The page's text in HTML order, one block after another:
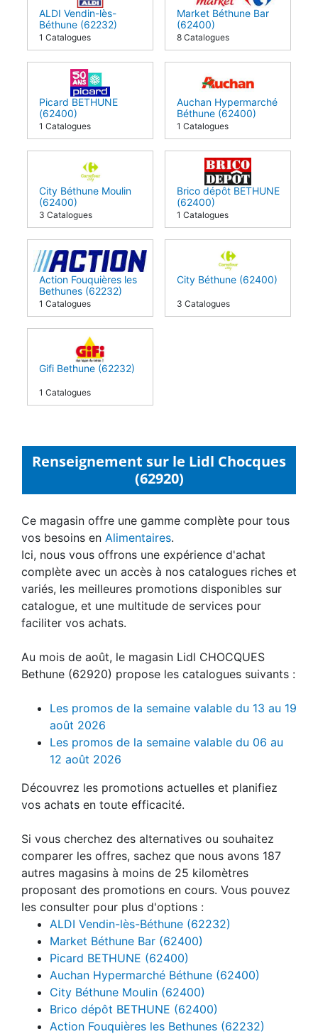
ALDI Vendin-lès-
Béthune (62232)
1 Catalogues
Market Béthune Bar
(62400)
8 Catalogues
Picard BETHUNE
(62400)
1 Catalogues
Auchan Hypermarché
Béthune (62400)
1 Catalogues
City Béthune Moulin
(62400)
3 Catalogues
Brico dépôt BETHUNE
(62400)
1 Catalogues
Action Fouquières les
Bethunes (62232)
1 Catalogues
City Béthune (62400)
3 Catalogues
Gifi Bethune (62232)
1 Catalogues
Renseignement sur le Lidl Chocques
(62920)
Ce magasin offre une gamme complète pour tous
vos besoins en Alimentaires.
Ici, nous vous offrons une expérience d'achat
complète avec un accès à nos catalogues riches et
variés, les meilleures promotions disponibles sur
catalogue, et une multitude de services pour
faciliter vos achats.
Au mois de août, le magasin Lidl CHOCQUES
Bethune (62920) propose les catalogues suivants :
Les promos de la semaine valable du 13 au 19
août 2026
Les promos de la semaine valable du 06 au
12 août 2026
Découvrez les promotions actuelles et planifiez
vos achats en toute efficacité.
Si vous cherchez des alternatives ou souhaitez
comparer les offres, sachez que nous avons 187
autres magasins à moins de 25 kilomètres
proposant des promotions en cours. Vous pouvez
les consulter pour plus d'options :
ALDI Vendin-lès-Béthune (62232)
Market Béthune Bar (62400)
Picard BETHUNE (62400)
Auchan Hypermarché Béthune (62400)
City Béthune Moulin (62400)
Brico dépôt BETHUNE (62400)
Action Fouquières les Bethunes (62232)